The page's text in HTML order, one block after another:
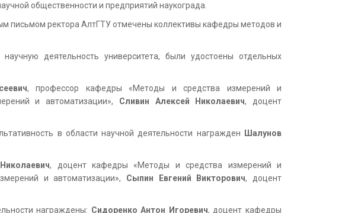
общественности и предприятий наукограда.
письмом ректора АлтГТУ отмечены коллективы кафедры методов и
деятельность университета, были удостоены отдельных
, профессор кафедры «Методы и средства измерений и
и автоматизации», Сливин Алексей Николаевич, доцент
в области научной деятельности награжден
Шалунов
, доцент кафедры «Методы и средства измерений и
и автоматизации», Сыпин Евгений Викторович, доцент
награждены: Сидоренко Антон Игоревич, доцент кафедры